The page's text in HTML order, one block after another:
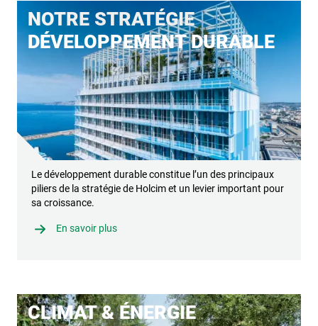
NOTRE STRATÉGIE
DÉVELOPPEMENT DURABLE
Le développement durable constitue l’un des principaux
piliers de la stratégie de Holcim et un levier important pour
sa croissance.
En savoir plus
CLIMAT & ÉNERGIE